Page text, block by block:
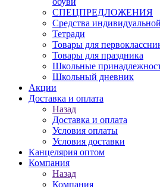
СПЕЦПРЕДЛОЖЕНИЯ
Средства
Тетради
Товары для
Товары для праздника
Школьные
Школьный дневник
Акции
Доставка и оплата
Назад
Доставка и оплата
Условия оплаты
Условия доставки
Канцелярия оптом
Компания
Назад
Компания